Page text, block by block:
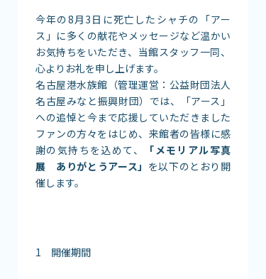
水族館の周辺施設
体験学習プログラム
海の仲間たち
ショップ・レストラン
よくある質問
今年の8月3日に死亡したシャチの「アー
ス」に多くの献花やメッセージなど温かい
お気持ちをいただき、当館スタッフ一同、
心よりお礼を申し上げます。
名古屋港水族館（管理運営：公益財団法人
名古屋みなと振興財団）では、「アース」
への追悼と今まで応援していただきました
ファンの方々をはじめ、来館者の皆様に感
謝の気持ちを込めて、
「メモリアル写真
展 ありがとうアース」 を以下のとおり開
催します。
1 開催期間